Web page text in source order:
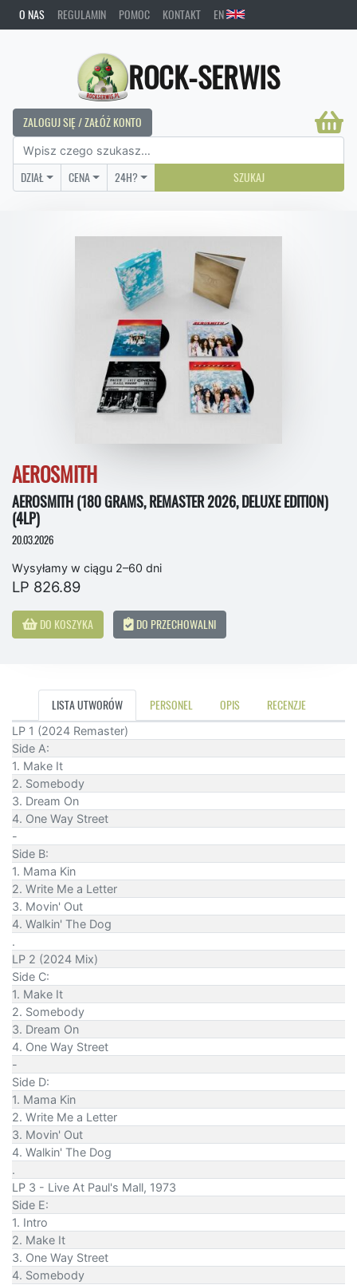
O NAS REGULAMIN POMOC KONTAKT EN
ROCK-SERWIS
ZALOGUJ SIĘ / ZAŁÓŻ KONTO
DZIAŁ CENA 24H? SZUKAJ
AEROSMITH
AEROSMITH (180 GRAMS, REMASTER 2026, DELUXE EDITION)
(4LP)
20.03.2026
Wysyłamy w ciągu 2–60 dni
LP 826.89
DO KOSZYKA DO PRZECHOWALNI
LISTA UTWORÓW PERSONEL OPIS RECENZJE
LP 1 (2024 Remaster)
Side A:
1. Make It
2. Somebody
3. Dream On
4. One Way Street
-
Side B:
1. Mama Kin
2. Write Me a Letter
3. Movin' Out
4. Walkin' The Dog
.
LP 2 (2024 Mix)
Side C:
1. Make It
2. Somebody
3. Dream On
4. One Way Street
-
Side D:
1. Mama Kin
2. Write Me a Letter
3. Movin' Out
4. Walkin' The Dog
.
LP 3 - Live At Paul's Mall, 1973
Side E:
1. Intro
2. Make It
3. One Way Street
4. Somebody